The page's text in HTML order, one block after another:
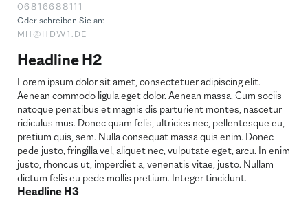
06816688111
Oder schreiben Sie an:
MH@HDW1.DE
Headline H2
Lorem ipsum dolor sit amet, consectetuer adipiscing elit.
Aenean commodo ligula eget dolor. Aenean massa. Cum sociis
natoque penatibus et magnis dis parturient montes, nascetur
ridiculus mus. Donec quam felis, ultricies nec, pellentesque eu,
pretium quis, sem. Nulla consequat massa quis enim. Donec
pede justo, fringilla vel, aliquet nec, vulputate eget, arcu. In enim
justo, rhoncus ut, imperdiet a, venenatis vitae, justo. Nullam
dictum felis eu pede mollis pretium. Integer tincidunt.
Headline H3